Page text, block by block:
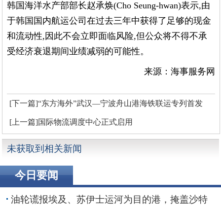
韩国海洋水产部部长赵承焕(Cho Seung-hwan)表示,由
于韩国国内航运公司在过去三年中获得了足够的现金
和流动性,因此不会立即面临风险,但公众将不得不承
受经济衰退期间业绩减弱的可能性。
来源：海事服务网
[下一篇]“东方海外”武汉—宁波舟山港海铁联运专列首发
[上一篇]国际物流调度中心正式启用
未获取到相关新闻
今日要闻
油轮谎报埃及、苏伊士运河为目的港，掩盖沙特